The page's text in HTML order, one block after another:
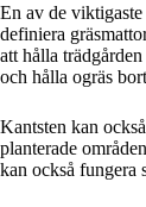
En av de
definiera
att hålla
och hålla ogräs
Kantsten kan
planterade
kan också fungera